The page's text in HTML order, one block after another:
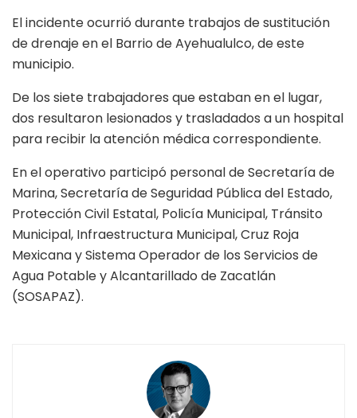
El incidente ocurrió durante trabajos de sustitución
de drenaje en el Barrio de Ayehualulco, de este
municipio.
De los siete trabajadores que estaban en el lugar,
dos resultaron lesionados y trasladados a un hospital
para recibir la atención médica correspondiente.
En el operativo participó personal de Secretaría de
Marina, Secretaría de Seguridad Pública del Estado,
Protección Civil Estatal, Policía Municipal, Tránsito
Municipal, Infraestructura Municipal, Cruz Roja
Mexicana y Sistema Operador de los Servicios de
Agua Potable y Alcantarillado de Zacatlán
(SOSAPAZ).